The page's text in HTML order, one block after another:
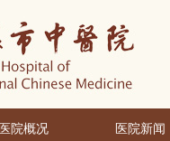
医院概况 医院新闻